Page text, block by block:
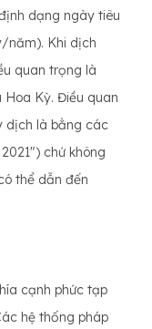
dạng ngày tiêu
năm). Khi dịch
quan trọng là
Kỳ. Điều quan
dịch là bằng các
chứ không
thể dẫn đến
cạnh phức tạp
hệ thống pháp